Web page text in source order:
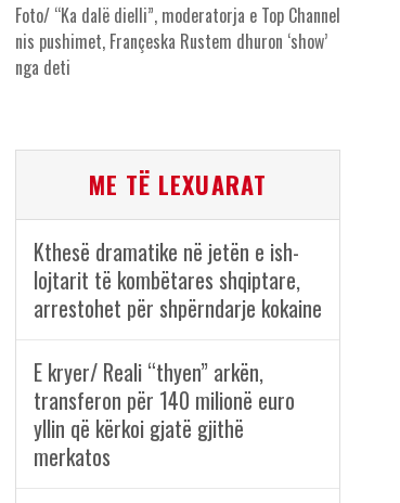
Foto/ “Ka dalë dielli”, moderatorja e Top Channel
nis pushimet, Françeska Rustem dhuron ‘show’
nga deti
ME TË LEXUARAT
Kthesë dramatike në jetën e ish-
lojtarit të kombëtares shqiptare,
arrestohet për shpërndarje kokaine
E kryer/ Reali “thyen” arkën,
transferon për 140 milionë euro
yllin që kërkoi gjatë gjithë
merkatos